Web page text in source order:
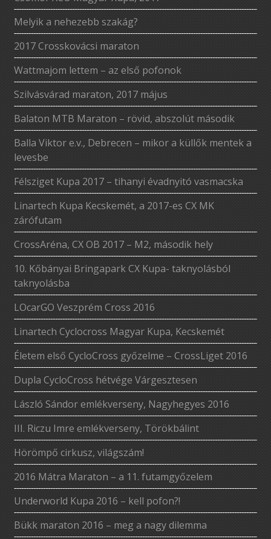
Melyik a nehezebb szakág?
2017 Crosskovácsi maraton
Wattmajom lettem – az első pofonok
Szilvásvárad maraton, 2017 május
Balaton MTB Maraton – rövid, abszolút második
Balla Viktor e.v., Debrecen – mikor a küllők mentek a
levesbe
Félsziget Kupa 2017 – tihanyi évadnyitó vasmacska
Linartech Kupa Kecskemét, a 2017-es CX MK
zárófutam
CrossAréna, CX OB 2017 – M2, második hely
10. Kőbányai Bringapark CX Kupa- taknyolásból
taknyolásba
LOcarGO Veszprém Cross 2016
Linartech Cyclocross Magyar Kupa, Kecskemét
Életem első CycloCross győzelme – CrossLiget 2016
Dupla CycloCross hétvége Várgesztesen
László Sándor emlékverseny, Nagyhegyes 2016
III. Riczu Imre emlékverseny, Törökbálint
Hörömpő cirkusz, világszám!
2016 Mátra Maraton – a 11. futamgyőzelem
Underworld Kupa 2016 – kell pofon?!
Bükk maraton 2016 – meg a nagy dilemma